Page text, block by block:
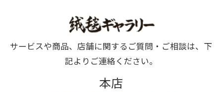
サービスや商品、店舗に関するご質問・ご相談は、下
記よりご連絡ください。
本店